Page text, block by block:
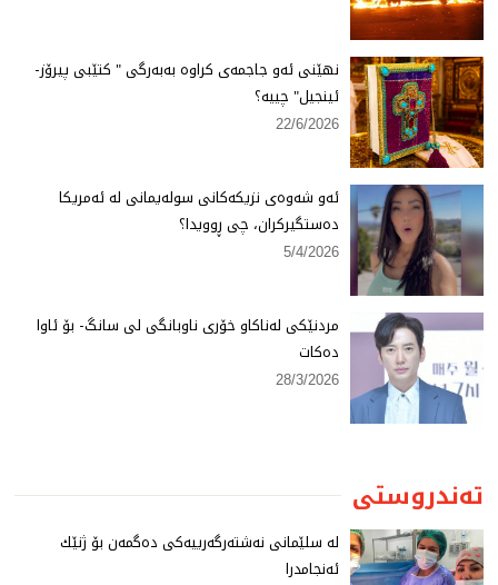
نهێنی ئەو جاجمەی كراوە بەبەرگی " كتێبی پیرۆز-
ئینجیل" چییە؟
22/6/2026
ئەو شەوەی نزیكەكانی سولەیمانی لە ئەمریكا
دەستگیركران، چی ڕوویدا؟
5/4/2026
مردنێكی لەناكاو خۆری ناوبانگی لی سانگ- بۆ ئاوا
دەكات
28/3/2026
تەندروستی
لە سلێمانی نەشتەرگەرییەكی دەگمەن بۆ ژنێك
ئەنجامدرا